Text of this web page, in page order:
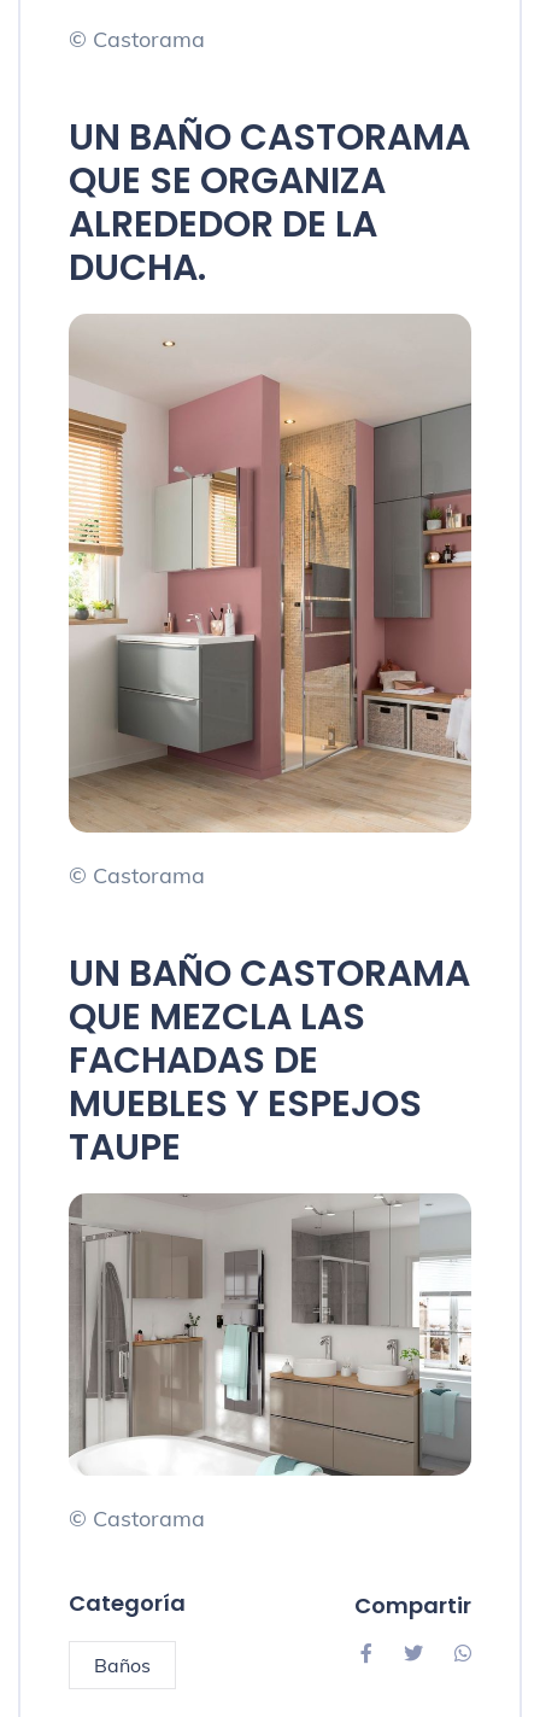
© Castorama
UN BAÑO CASTORAMA
QUE SE ORGANIZA
ALREDEDOR DE LA
DUCHA.
© Castorama
UN BAÑO CASTORAMA
QUE MEZCLA LAS
FACHADAS DE
MUEBLES Y ESPEJOS
TAUPE
© Castorama
Categoría
Baños
Compartir